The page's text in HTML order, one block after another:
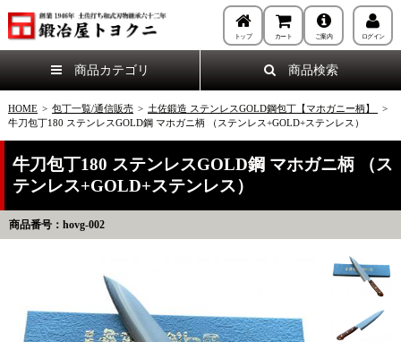
トップ カート ご案内 ログイン
商品カテゴリ 商品検索
HOME > 包丁一覧/通信販売 > 土佐鍛造 ステンレスGOLD鋼包丁【マホガニー柄】
>
牛刀包丁180 ステンレスGOLD鋼 マホガニ柄 （ステンレス+GOLD+ステンレス）
牛刀包丁180 ステンレスGOLD鋼 マホガニ柄 （ス
テンレス+GOLD+ステンレス）
商品番号：hovg-002